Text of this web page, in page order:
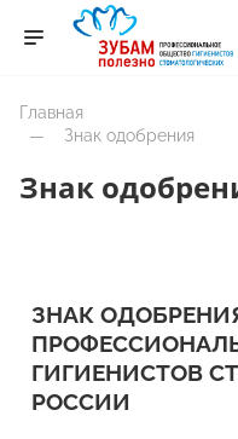
Знак
Главная
—
Знак одобрения
ЗНАК
ГИГИЕНИСТОВ
РОССИИ